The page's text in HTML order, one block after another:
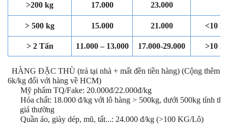
>200 kg
17.000 23.000
> 500 kg 15.000 21.000 <10
> 2 Tấn 11.000 – 13.000 17.000-29.000 >10
HÀNG ĐẶC THÙ (trả tại nhà + mất đền tiền hàng) (Cộng thêm
6k/kg đối với hàng về HCM)
+ Mỹ phẩm TQ/Fake: 20.000đ/22.000đ/kg
+ Hóa chất: 18.000 đ/kg với lô hàng > 500kg, dưới 500kg tính
giá thường
+ Quần áo, giày dép, mũ, tất...: 24.000 đ/kg (>100 KG/Lô)